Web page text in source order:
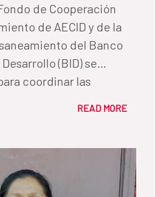
de Cooperación
de AECID y de la
del Banco
(BID) se
coordinar las
en América Latina.
READ MORE